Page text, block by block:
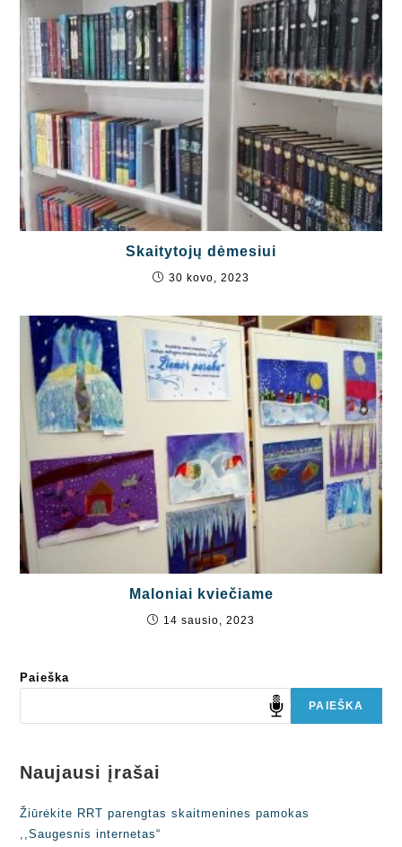
Skaitytojų dėmesiui
30 kovo, 2023
Maloniai kviečiame
14 sausio, 2023
Paieška
PAIEŠKA
Naujausi įrašai
Žiūrėkite RRT parengtas skaitmenines pamokas
,,Saugesnis internetas“